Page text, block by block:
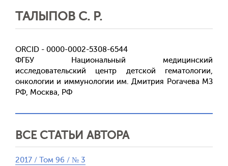
ТАЛЫПОВ С. Р.
ORCID - 0000-0002-5308-6544
ФГБУ Национальный медицинский
исследовательский центр детской гематологии,
онкологии и иммунологии им. Дмитрия Рогачева МЗ
РФ, Москва, РФ
ВСЕ СТАТЬИ АВТОРА
2017 / Том 96 / № 3